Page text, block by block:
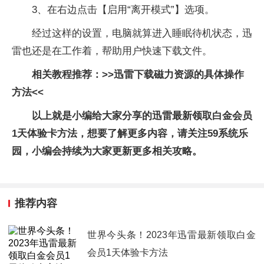
3、在右边点击【启用“离开模式”】选项。
经过这样的设置，电脑就算进入睡眠待机状态，迅
雷也还是在工作着，帮助用户快速下载文件。
相关教程推荐：>>迅雷下载磁力资源的具体操作
方法<<
以上就是小编给大家分享的迅雷最新领取白金会员
1天体验卡方法，想要了解更多内容，请关注59系统乐
园，小编会持续为大家更新更多相关攻略。
推荐内容
世界今头条！2023年迅雷最新领取白金
会员1天体验卡方法